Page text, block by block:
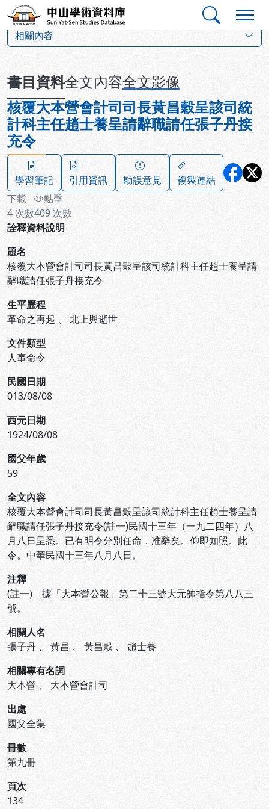
跳到主要內容
中山學術資料庫
相關內容
書目資料全文內容全文影像
核覆大本營會計司司長黃昌穀呈該司統
計科主任趙士養呈請辭職請任張子丹接
充令
學習筆記 引用資訊 勘誤意見
複製連結
下載
4 次數
點擊
409 次數
詮釋資料說明
題名
核覆大本營會計司司長黃昌穀呈該司統計科主任趙士養呈請
辭職請任張子丹接充令
生平歷程
革命之再起 、 北上與逝世
文件類型
人事命令
民國日期
013/08/08
西元日期
1924/08/08
國父年歲
59
全文內容
核覆大本營會計司司長黃昌穀呈該司統計科主任趙士養呈請
辭職請任張子丹接充令(註一)民國十三年（一九二四年）八
月八日呈悉。已有明令分別任命，准辭矣。仰即知照。此
令。中華民國十三年八月八日。
注釋
(註一) 據「大本營公報」第二十三號大元帥指令第八八三
號。
相關人名
張子丹 、 黃昌 、 黃昌穀 、 趙士養
相關專有名詞
大本營 、 大本營會計司
出處
國父全集
冊數
第九冊
頁次
134